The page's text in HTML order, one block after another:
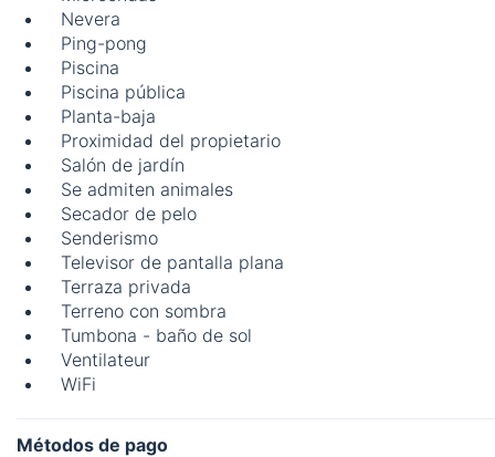
Nevera
Ping-pong
Piscina
Piscina pública
Planta-baja
Proximidad del propietario
Salón de jardín
Se admiten animales
Secador de pelo
Senderismo
Televisor de pantalla plana
Terraza privada
Terreno con sombra
Tumbona - baño de sol
Ventilateur
WiFi
Métodos de pago